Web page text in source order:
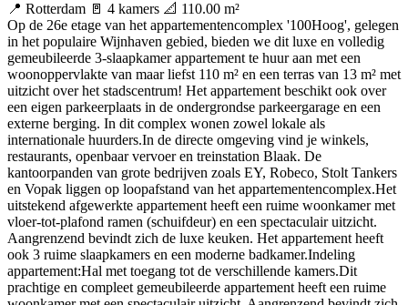
📍 Rotterdam 🚪 4 kamers 📐 110.00 m²
Op de 26e etage van het appartementencomplex '100Hoog', gelegen
in het populaire Wijnhaven gebied, bieden we dit luxe en volledig
gemeubileerde 3-slaapkamer appartement te huur aan met een
woonoppervlakte van maar liefst 110 m² en een terras van 13 m² met
uitzicht over het stadscentrum! Het appartement beschikt ook over
een eigen parkeerplaats in de ondergrondse parkeergarage en een
externe berging. In dit complex wonen zowel lokale als
internationale huurders.In de directe omgeving vind je winkels,
restaurants, openbaar vervoer en treinstation Blaak. De
kantoorpanden van grote bedrijven zoals EY, Robeco, Stolt Tankers
en Vopak liggen op loopafstand van het appartementencomplex.Het
uitstekend afgewerkte appartement heeft een ruime woonkamer met
vloer-tot-plafond ramen (schuifdeur) en een spectaculair uitzicht.
Aangrenzend bevindt zich de luxe keuken. Het appartement heeft
ook 3 ruime slaapkamers en een moderne badkamer.Indeling
appartement:Hal met toegang tot de verschillende kamers.Dit
prachtige en compleet gemeubileerde appartement heeft een ruime